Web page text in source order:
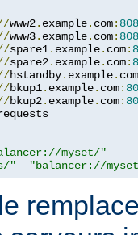
www2. example. com:
www3. example. com:
spare1. example. com:
spare2. example. com:
hstandby. example. com
bkup1. example. com:
bkup2. example. com:
myset/"
" "balancer://